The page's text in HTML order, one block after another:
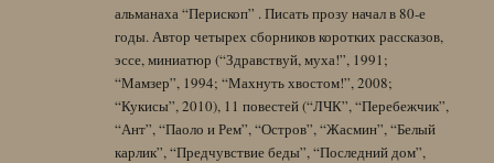
альманаха “Перископ” . Писать прозу начал в 80-е
годы. Автор четырех сборников коротких рассказов,
эссе, миниатюр (“Здравствуй, муха!”, 1991;
“Мамзер”, 1994; “Махнуть хвостом!”, 2008;
“Кукисы”, 2010), 11 повестей (“ЛЧК”, “Перебежчик”,
“Ант”, “Паоло и Рем”, “Остров”, “Жасмин”, “Белый
карлик”, “Предчувствие беды”, “Последний дом”,